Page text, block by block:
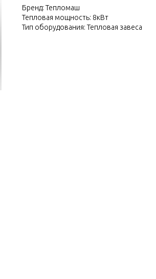
Бренд: Тепломаш
Тепловая мощность: 8кВт
Тип оборудования: Тепловая завеса